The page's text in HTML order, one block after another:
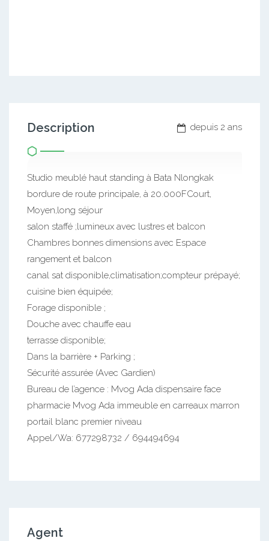
depuis 2 ans
Description
Studio meublé haut standing à Bata Nlongkak
bordure de route principale, à 20.000FCourt,
Moyen,long séjour
salon staffé ;lumineux avec lustres et balcon
Chambres bonnes dimensions avec Espace
rangement et balcon
canal sat disponible,climatisation;compteur prépayé;
cuisine bien équipée;
Forage disponible ;
Douche avec chauffe eau
terrasse disponible;
Dans la barrière + Parking ;
Sécurité assurée (Avec Gardien)
Bureau de l’agence : Mvog Ada dispensaire face
pharmacie Mvog Ada immeuble en carreaux marron
portail blanc premier niveau
Appel/Wa: 677298732 / 694494694
Agent